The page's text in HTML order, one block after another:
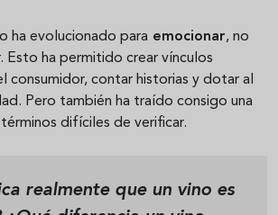
ha evolucionado para emocionar, no
Esto ha permitido crear vínculos
consumidor, contar historias y dotar al
Pero también ha traído consigo una
difíciles de verificar.
realmente que un vino es